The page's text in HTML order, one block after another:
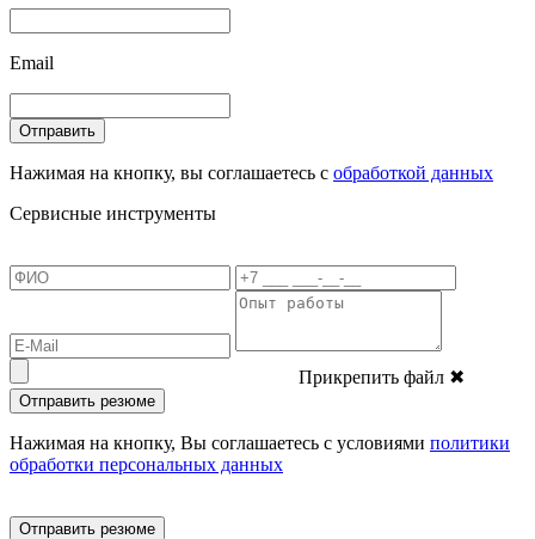
Email
Отправить
Нажимая на кнопку, вы соглашаетесь с обработкой данных
Сервисные инструменты
Прикрепить файл ✖
Отправить резюме
Нажимая на кнопку, Вы соглашаетесь с условиями политики
обработки персональных данных
Отправить резюме